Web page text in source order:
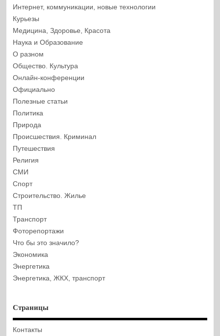
Интернет, коммуникации, новые технологии
Курьезы
Медицина, Здоровье, Красота
Наука и Образование
О разном
Общество. Культура
Онлайн-конференции
Официально
Полезные статьи
Политика
Природа
Происшествия. Криминал
Путешествия
Религия
СМИ
Спорт
Строительство. Жилье
ТП
Транспорт
Фоторепортажи
Что бы это значило?
Экономика
Энергетика
Энергетика, ЖКХ, транспорт
Страницы
Контакты